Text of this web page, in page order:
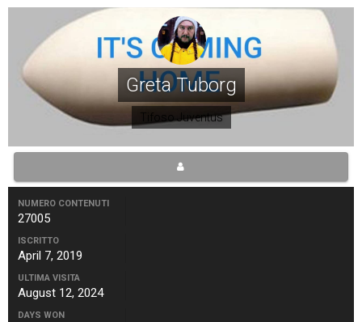
Greta Tuborg
Tifoso Juventus
NUMERO CONTENUTI
27005
ISCRITTO
April 7, 2019
ULTIMA VISITA
August 12, 2024
DAYS WON